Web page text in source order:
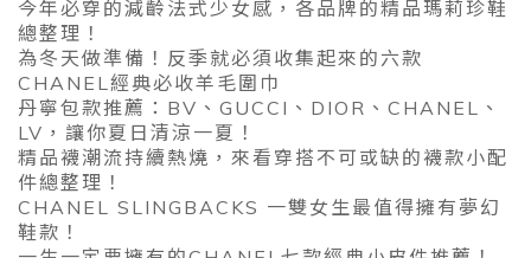
今年必穿的減齡法式少女感，各品牌的精品瑪莉珍鞋
總整理！
為冬天做準備！反季就必須收集起來的六款
CHANEL經典必收羊毛圍巾
丹寧包款推薦：BV、GUCCI、DIOR、CHANEL、
LV，讓你夏日清涼一夏！
精品襪潮流持續熱燒，來看穿搭不可或缺的襪款小配
件總整理！
CHANEL SLINGBACKS 一雙女生最值得擁有夢幻
鞋款！